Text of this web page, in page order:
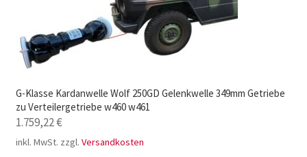
G-Klasse Kardanwelle Wolf 250GD Gelenkwelle 349mm Getriebe
zu Verteilergetriebe w460 w461
1.759,22€
inkl. MwSt. zzgl. Versandkosten